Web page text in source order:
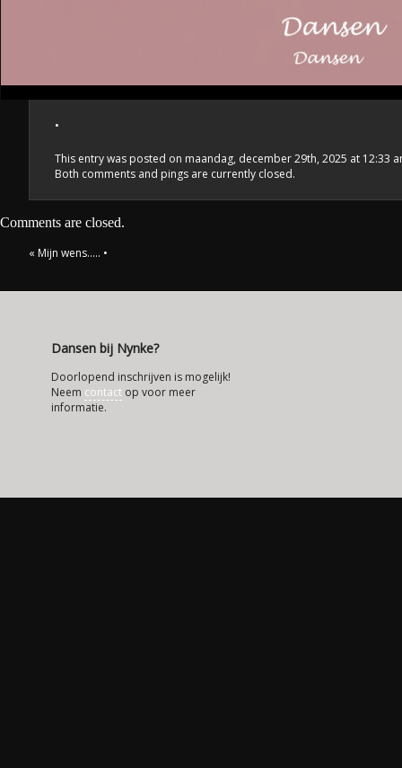
•
This entry was posted on maandag, december 29th, 2025 at
Both comments and pings are currently closed.
Comments are closed.
« Mijn wens….. •
Dansen bij Nynke?
Doorlopend inschrijven is mogelijk!
Neem contact op voor meer
informatie.